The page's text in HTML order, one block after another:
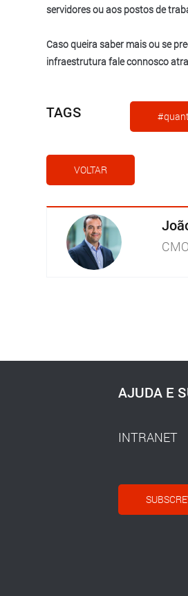
servidores ou aos postos de
Caso queira saber mais ou se
infraestrutura fale connosco
TAGS
VOLTAR
CMO
AJUDA E
INTRANET